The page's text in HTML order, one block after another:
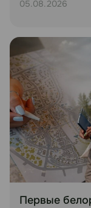
05.08.2026
Первые